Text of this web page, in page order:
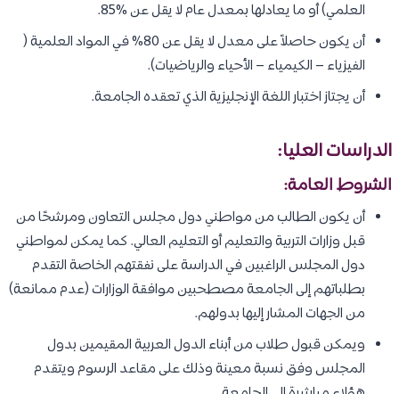
العلمي) أو ما يعادلها بمعدل عام لا يقل عن %85.
أن يكون حاصلاً على معدل لا يقل عن 80% في المواد العلمية (
الفيزياء – الكيمياء – الأحياء والرياضيات).
أن يجتاز اختبار اللغة الإنجليزية الذي تعقده الجامعة.
الدراسات العليا:
الشروط العامة:
أن يكون الطالب من مواطني دول مجلس التعاون ومرشحًا من
قبل وزارات التربية والتعليم أو التعليم العالي. كما يمكن لمواطني
دول المجلس الراغبين في الدراسة على نفقتهم الخاصة التقدم
بطلباتهم إلى الجامعة مصطحبين موافقة الوزارات (عدم ممانعة)
من الجهات المشار إليها بدولهم.
​ويمكن قبول طلاب من أبناء الدول العربية المقيمين بدول
المجلس وفق نسبة معينة وذلك على مقاعد الرسوم ويتقدم